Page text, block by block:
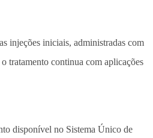
injeções iniciais, administradas com
tratamento continua com aplicações